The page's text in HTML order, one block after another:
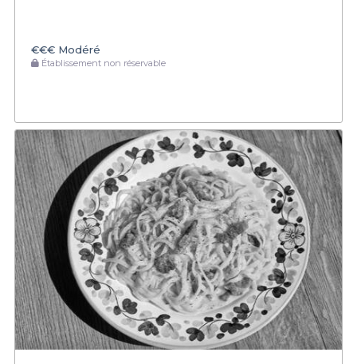
€€€ Modéré
Établissement non réservable